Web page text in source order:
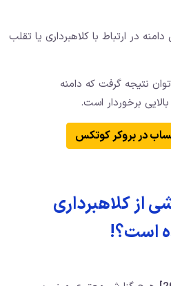
در ارتباط با کلاهبرداری یا تقلب
نتیجه گرفت که دامنه
در بروکر کوتکس
از کلاهبرداری
است؟!